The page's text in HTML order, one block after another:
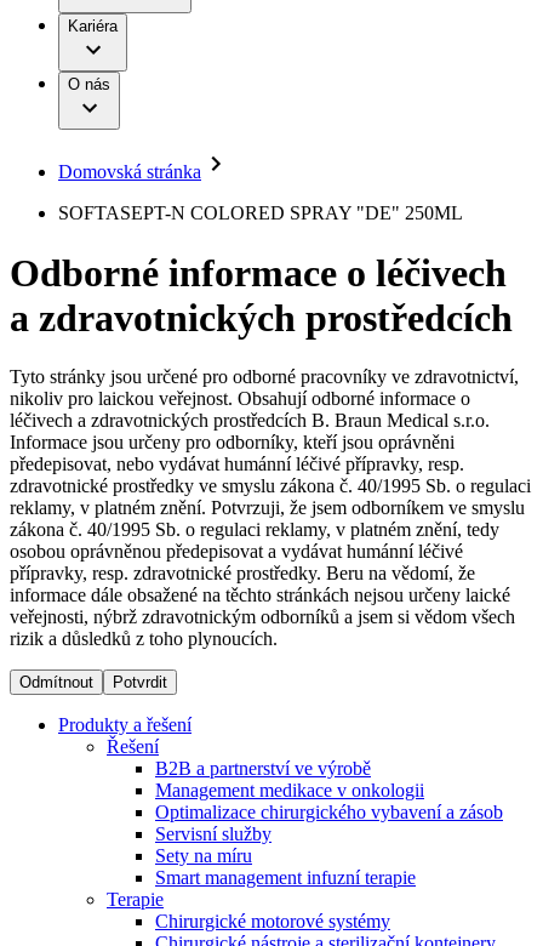
Léčba bolesti
Mimotělní očišťování krve
Neurochirurgie
Onkologie
Ortopedie
Páteřní chirurgie
Péče o rány
Prevence a kontrola infekcí
Uzavírání ran
Řešení
Terapie
Produktový katalog​
Objevte naše produkty. Navštivte produktový katalog B.
Braun s našim kompletním produktovým portfoliem.
Onemocnění
B. Braun Avitum
Dialyzační střediska​
B. Braun Avitum poskytuje kvalitní dialyzační péči ve všech
svých střediscích v České republice. Více informací se
dozvíte na stránkách jednotlivých středisek.
Práce a kariéra
Naše kultura
Vaše příležitost​
Nabídky pracovních míst
Objevte své kariérní příležitosti ​v B. Braun. Vyhledejte náš trh
práce​ pro zajímavé pozice.​
Odpovědnost
Média
Tiskové zprávy
Kontakt
Kontaktní formulář
Registrace k odběru newsletteru
Odpovědnost
Média
Kontakt
Zůstaňte v dialogu s B. Braun. ​Kontaktujte nás.​
Kariéra
O nás
Domovská stránka
SOFTASEPT-N COLORED SPRAY "DE" 250ML
Odborné informace o léčivech
a zdravotnických prostředcích
Tyto stránky jsou určené pro odborné pracovníky ve zdravotnictví,
nikoliv pro laickou veřejnost. Obsahují odborné informace o
léčivech a zdravotnických prostředcích B. Braun Medical s.r.o.
Informace jsou určeny pro odborníky, kteří jsou oprávněni
předepisovat, nebo vydávat humánní léčivé přípravky, resp.
zdravotnické prostředky ve smyslu zákona č. 40/1995 Sb. o regulaci
reklamy, v platném znění. Potvrzuji, že jsem odborníkem ve smyslu
zákona č. 40/1995 Sb. o regulaci reklamy, v platném znění, tedy
osobou oprávněnou předepisovat a vydávat humánní léčivé
přípravky, resp. zdravotnické prostředky. Beru na vědomí, že
informace dále obsažené na těchto stránkách nejsou určeny laické
veřejnosti, nýbrž zdravotnickým odborníků a jsem si vědom všech
rizik a důsledků z toho plynoucích.
Odmítnout Potvrdit
Produkty a řešení
Řešení
B2B a partnerství ve výrobě
Management medikace v onkologii
Optimalizace chirurgického vybavení a zásob
Servisní služby
Sety na míru
Smart management infuzní terapie​
Terapie
Chirurgické motorové systémy